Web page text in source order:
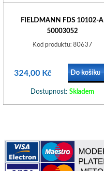
FIELDMANN FDS 10102-A
50003052
Kod produktu: 80637
324,00 Kč Do košíku
Dostupnost: Skladem